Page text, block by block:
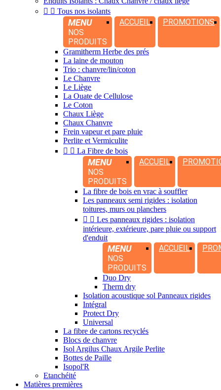
  Tous nos isolants
MENU
NOS
PRODUITS
ACCUEIL PROMOTIONS
Gramitherm Herbe des prés
La laine de mouton
Trio : chanvre/lin/coton
Le Chanvre
Le Liège
La Ouate de Cellulose
Le Coton
Chaux Liège
Chaux Chanvre
Frein vapeur et pare pluie
Perlite et Vermiculite
  La Fibre de bois
MENU
NOS
PRODUITS
ACCUEIL
La fibre de bois en vrac à souffler
Les panneaux semi rigides : isolation
toitures, murs ou planchers
  Les panneaux rigides : isolation
intérieure, extérieure, pare pluie ou support
d'enduit
MENU
NOS
PRODUITS
ACCUEIL
Duo Dry
Therm dry
Isolation acoustique sol Panneaux rigides
Intégral
Protect Dry
Universal
La fibre de cartons recyclés
Blocs de chanvre
Isol Argilus Chaux Argile Perlite
Bottes de Paille
Isopol'R
Etanchéité
Matières premières